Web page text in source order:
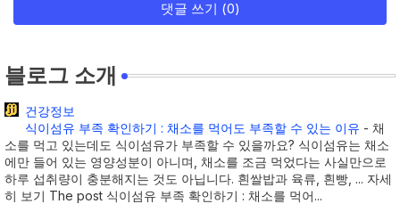
댓글 쓰기 (0)
블로그 소개
건강정보
식이섬유 부족 확인하기 : 채소를 먹어도 부족할 수 있는 이유 - 채
소를 먹고 있는데도 식이섬유가 부족할 수 있을까요? 식이섬유는 채소
에만 들어 있는 영양성분이 아니며, 채소를 조금 먹었다는 사실만으로
하루 섭취량이 충분해지는 것도 아닙니다. 흰쌀밥과 육류, 흰빵, ... 자세
히 보기 The post 식이섬유 부족 확인하기 : 채소를 먹어...